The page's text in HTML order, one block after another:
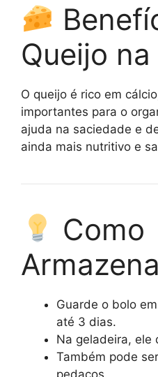
Queijo
O queijo é rico em
importantes para o
ajuda na saciedade e
ainda mais nutritivo e
Como
Guarde o bolo
até 3 dias.
Na geladeira, ele
Também pode
pedaços.